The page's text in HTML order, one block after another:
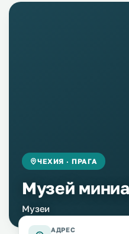
ЧЕХИЯ · ПРАГА
Музей
Музеи
АДРЕС